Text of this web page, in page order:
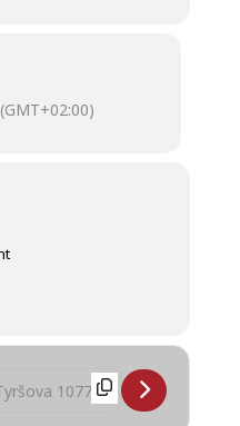
(GMT+02:00)
- Zdeněk Izer / Kino Frýdlant
Address - Zdeněk